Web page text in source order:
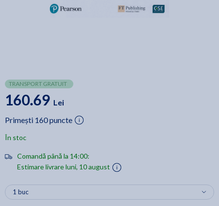
TRANSPORT GRATUIT
160.69 Lei
Primești 160 puncte
În stoc
Comandă până la 14:00:
Estimare livrare luni, 10 august